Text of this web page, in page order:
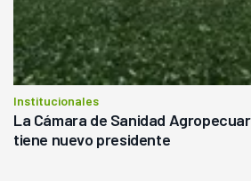
Institucionales
La Cámara de Sanidad
tiene nuevo presidente